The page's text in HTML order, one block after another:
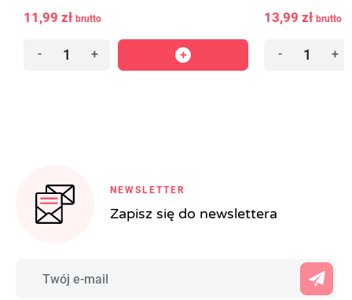
11,99 zł brutto
- +
13,99 zł brutto
- +
NEWSLETTER
Zapisz się do newslettera